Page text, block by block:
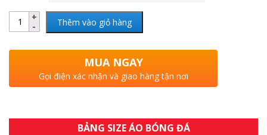
Thêm vào giỏ hàng
MUA NGAY
Gọi điện xác nhận và giao hàng tận nơi
BẢNG SIZE ÁO BÓNG ĐÁ